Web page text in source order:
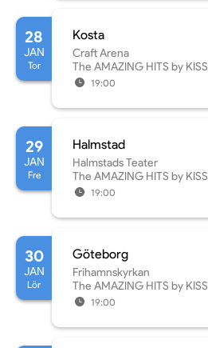
28
JAN
Tor
Kosta
Craft Arena
The AMAZING HITS by KISS
19:00
29
JAN
Fre
Halmstad
Halmstads Teater
The AMAZING HITS by KISS
19:00
30
JAN
Lör
Göteborg
Frihamnskyrkan
The AMAZING HITS by KISS
19:00